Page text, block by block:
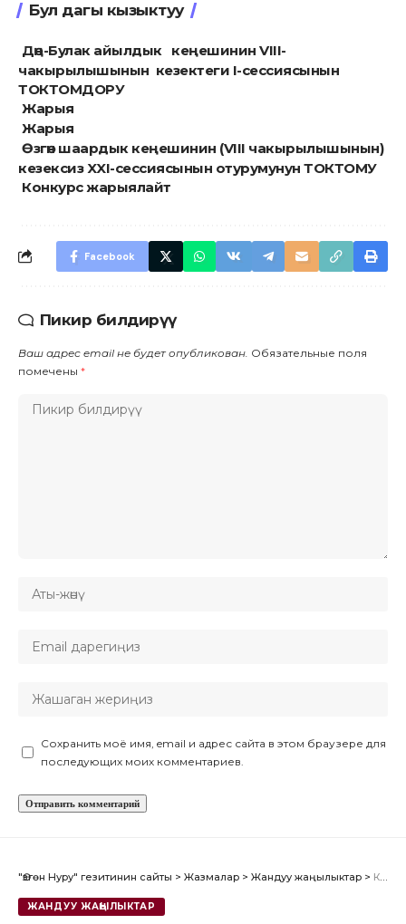
Бул дагы кызыктуу
Дөң-Булак айылдык кеңешинин VIII-
чакырылышынын кезектеги I-сессиясынын
ТОКТОМДОРУ
Жарыя
Жарыя
Өзгөн шаардык кеңешинин (VIII чакырылышынын)
кезексиз XXI-сессиясынын отурумунун ТОКТОМУ ​
Конкурс жарыялайт
Facebook
Пикир билдирүү
Ваш адрес email не будет опубликован. Обязательные поля
помечены *
Сохранить моё имя, email и адрес сайта в этом браузере для
последующих моих комментариев.
"Өзгөн Нуру" гезитинин сайты > Жазмалар > Жандуу жаңылыктар > Курулуш иштери менен таанышышты
ЖАНДУУ ЖАҢЫЛЫКТАР